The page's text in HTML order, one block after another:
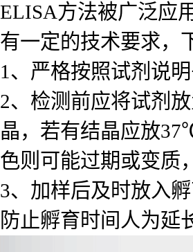
ELISA方法被广泛应
有一定的技术要求，
1、严格按照试剂说
2、检测前应将试剂
晶，若有结晶应放
色则可能过期或变质
3、加样后及时放入
防止孵育时间人为延